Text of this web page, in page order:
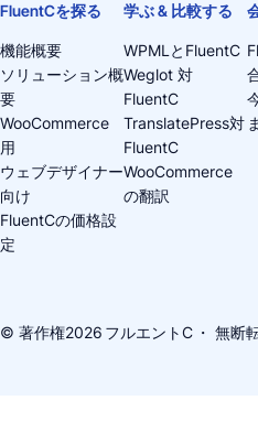
FluentCを探る
機能概要
ソリューション概
要
WooCommerce
用
ウェブデザイナー
向け
FluentCの価格設
定
学ぶ & 比較する
WPMLとFluentC
Weglot 対
FluentC
TranslatePress対
FluentC
WooCommerce
の翻訳
© 著作権2026 フルエントC ・ 無断